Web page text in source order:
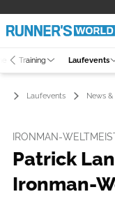
Training Laufevents
Laufevents News
IRONMAN-
Patrick
Ironman-